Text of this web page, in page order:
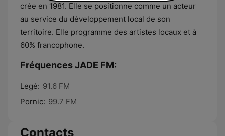
crée en 1981. Elle se positionne comme un acteur
au service du développement local de son
territoire. Elle programme des artistes locaux et à
60% francophone.
Fréquences JADE FM:
Legé: 91.6 FM
Pornic: 99.7 FM
Contacts